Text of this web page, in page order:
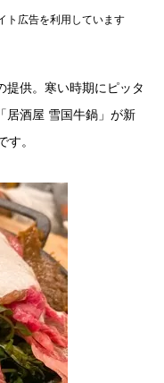
ト広告を利用しています
提供。寒い時期にピッタ
居酒屋 雪国牛鍋」が新
。